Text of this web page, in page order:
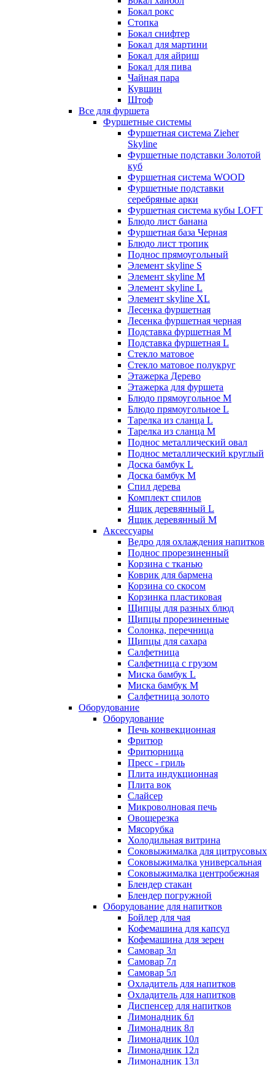
Бокал рокс
Стопка
Бокал снифтер
Бокал для мартини
Бокал для айриш
Бокал для пива
Чайная пара
Кувшин
Штоф
Все для фуршета
Фуршетные системы
Фуршетная система Zieher
Skyline
Фуршетные подставки Золотой
куб
Фуршетная система WOOD
Фуршетные подставки
серебряные арки
Фуршетная система кубы LOFT
Блюдо лист банана
Фуршетная база Черная
Блюдо лист тропик
Поднос прямоугольный
Элемент skyline S
Элемент skyline M
Элемент skyline L
Элемент skyline XL
Лесенка фуршетная
Лесенка фуршетная черная
Подставка фуршетная M
Подставка фуршетная L
Стекло матовое
Стекло матовое полукруг
Этажерка Дерево
Этажерка для фуршета
Блюдо прямоугольное M
Блюдо прямоугольное L
Тарелка из сланца L
Тарелка из сланца M
Поднос металлический овал
Поднос металлический круглый
Доска бамбук L
Доска бамбук M
Спил дерева
Комплект спилов
Ящик деревянный L
Ящик деревянный M
Аксессуары
Ведро для охлаждения напитков
Поднос прорезиненный
Корзина с тканью
Коврик для бармена
Корзина со скосом
Корзинка пластиковая
Щипцы для разных блюд
Щипцы прорезиненные
Солонка, перечница
Щипцы для сахара
Салфетница
Салфетница с грузом
Миска бамбук L
Миска бамбук M
Салфетница золото
Оборудование
Оборудование
Печь конвекционная
Фритюр
Фритюрница
Пресс - гриль
Плита индукционная
Плита вок
Слайсер
Микроволновая печь
Овощерезка
Мясорубка
Холодильная витрина
Соковыжималка для цитрусовых
Соковыжималка универсальная
Соковыжималка центробежная
Блендер стакан
Блендер погружной
Оборудование для напитков
Бойлер для чая
Кофемашина для капсул
Кофемашина для зерен
Самовар 3л
Самовар 7л
Самовар 5л
Охладитель для напитков
Охладитель для напитков
Диспенсер для напитков
Лимонадник 6л
Лимонадник 8л
Лимонадник 10л
Лимонадник 12л
Лимонадник 13л